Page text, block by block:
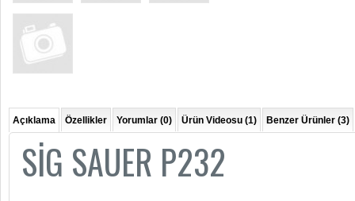
Açıklama Özellikler Yorumlar (0) Ürün Videosu (1) Benzer Ürünler (3)
SİG SAUER P232